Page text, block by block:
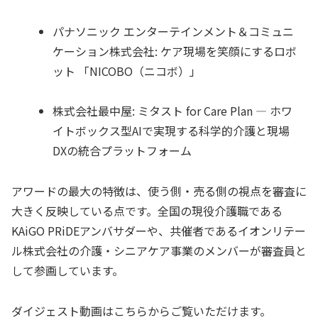
パナソニック エンターテインメント＆コミュニ
ケーション株式会社: ケア現場を笑顔にするロボ
ット 「NICOBO（ニコボ）」
株式会社最中屋: ミタスト for Care Plan ― ホワ
イトボックス型AIで実現する科学的介護と現場
DXの統合プラットフォーム
アワードの最大の特徴は、使う側・売る側の視点を審査に
大きく反映している点です。全国の現役介護職である
KAiGO PRiDEアンバサダーや、共催者であるイオンリテー
ル株式会社の介護・シニアケア事業のメンバーが審査員と
して参画しています。
ダイジェスト動画はこちらからご覧いただけます。